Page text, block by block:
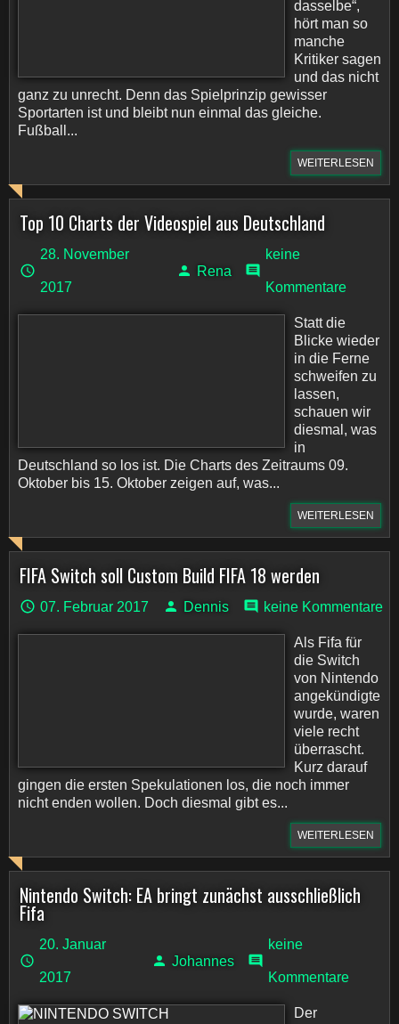
dasselbe“,
hört man so
manche
Kritiker sagen
und das nicht
ganz zu unrecht. Denn das Spielprinzip gewisser
Sportarten ist und bleibt nun einmal das gleiche.
Fußball...
WEITERLESEN
Top 10 Charts der Videospiel aus Deutschland
28. November
2017
Rena
keine
Kommentare
Statt die
Blicke wieder
in die Ferne
schweifen zu
lassen,
schauen wir
diesmal, was
in
Deutschland so los ist. Die Charts des Zeitraums 09.
Oktober bis 15. Oktober zeigen auf, was...
WEITERLESEN
FIFA Switch soll Custom Build FIFA 18 werden
07. Februar 2017 Dennis keine Kommentare
Als Fifa für
die Switch
von Nintendo
angekündigte
wurde, waren
viele recht
überrascht.
Kurz darauf
gingen die ersten Spekulationen los, die noch immer
nicht enden wollen. Doch diesmal gibt es...
WEITERLESEN
Nintendo Switch: EA bringt zunächst ausschließlich
Fifa
20. Januar
2017
Johannes
keine
Kommentare
Der